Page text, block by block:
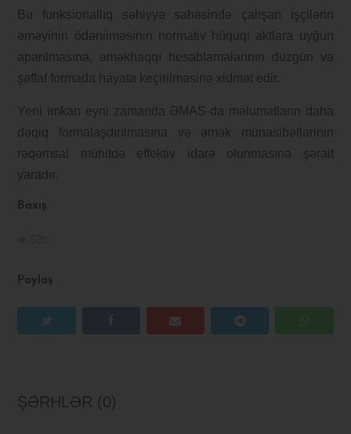
Baxış
Paylaş
Bu funksionallıq səhiyyə sahəsində çalışan işçilərin
əməyinin ödənilməsinin normativ hüquqi aktlara uyğun
aparılmasına, əməkhaqqı hesablamalarının düzgün və
şəffaf formada həyata keçirilməsinə xidmət edir.
Yeni imkan eyni zamanda ƏMAS-da məlumatların daha
dəqiq formalaşdırılmasına və əmək münasibətlərinin
rəqəmsal mühitdə effektiv idarə olunmasına şərait
yaradır.
ŞƏRHLƏR (0)